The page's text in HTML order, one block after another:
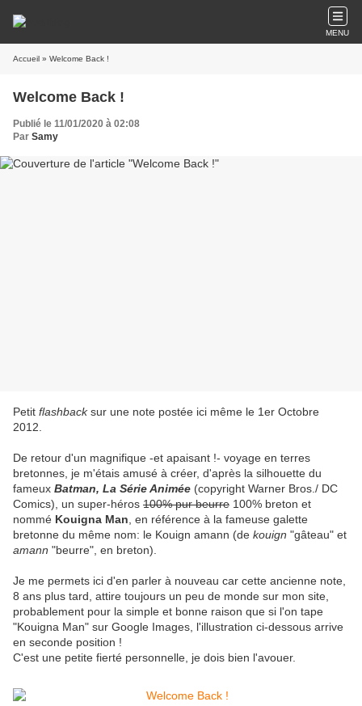
MENU
Accueil » Welcome Back !
Welcome Back !
Publié le 11/01/2020 à 02:08
Par Samy
Petit flashbacksur une note postée ici même le 1er Octobre
2012.
De retour d'un magnifique -et apaisant !- voyage en terres
bretonnes, je m'étais amusé à créer, d'après la silhouette du
fameux Batman, La Série Animée (copyright Warner Bros./ DC
Comics), un super-héros 100% pur beurre 100% breton et
nommé Kouigna Man , en référence à la fameuse galette
bretonne du même nom: le Kouign amann (de kouign "gâteau" et
amann "beurre", en breton).
Je me permets ici d'en parler à nouveau car cette ancienne note,
8 ans plus tard, attire toujours un peu de monde sur mon site,
probablement pour la simple et bonne raison que si l'on tape
"Kouigna Man" sur Google Images, l'illustration ci-dessous arrive
en seconde position !
C'est une petite fierté personnelle, je dois bien l'avouer.